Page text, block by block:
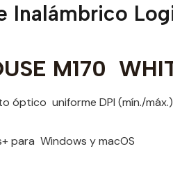
Inalámbrico
M170
óptico uniforme DPI (mín./
para Windows y macOS